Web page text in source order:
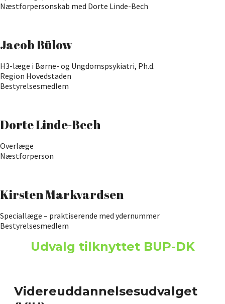
Næstforpersonskab med Dorte Linde-Bech
Jacob Bülow
H3-læge i Børne- og Ungdomspsykiatri, Ph.d.
Region Hovedstaden
Bestyrelsesmedlem
Dorte Linde-Bech
Overlæge
Næstforperson
Kirsten Markvardsen
Speciallæge – praktiserende med ydernummer
Bestyrelsesmedlem
Udvalg tilknyttet BUP-DK
Videreuddannelsesudvalget